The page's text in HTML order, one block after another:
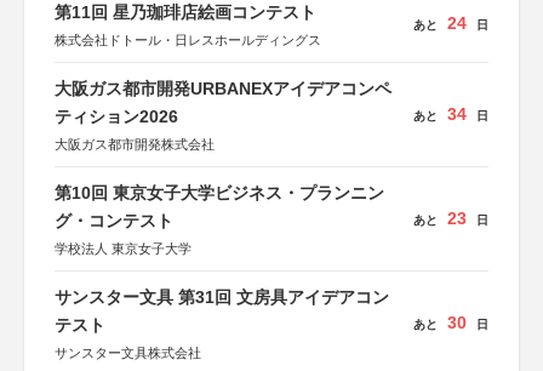
第11回 星乃珈琲店絵画コンテスト
株式会社ドトール・日レスホールディングス
あと 24 日
大阪ガス都市開発URBANEXアイデアコンペ
ティション2026
大阪ガス都市開発株式会社
あと 34 日
第10回 東京女子大学ビジネス・プランニン
グ・コンテスト
学校法人 東京女子大学
あと 23 日
サンスター文具 第31回 文房具アイデアコン
テスト
サンスター文具株式会社
あと 30 日